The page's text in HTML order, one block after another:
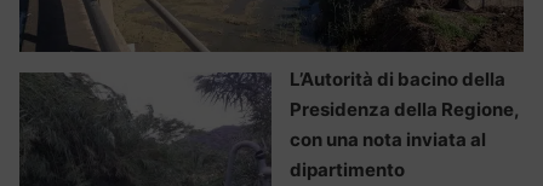
L’Autorità di bacino della
Presidenza della Regione,
con una nota inviata al
dipartimento